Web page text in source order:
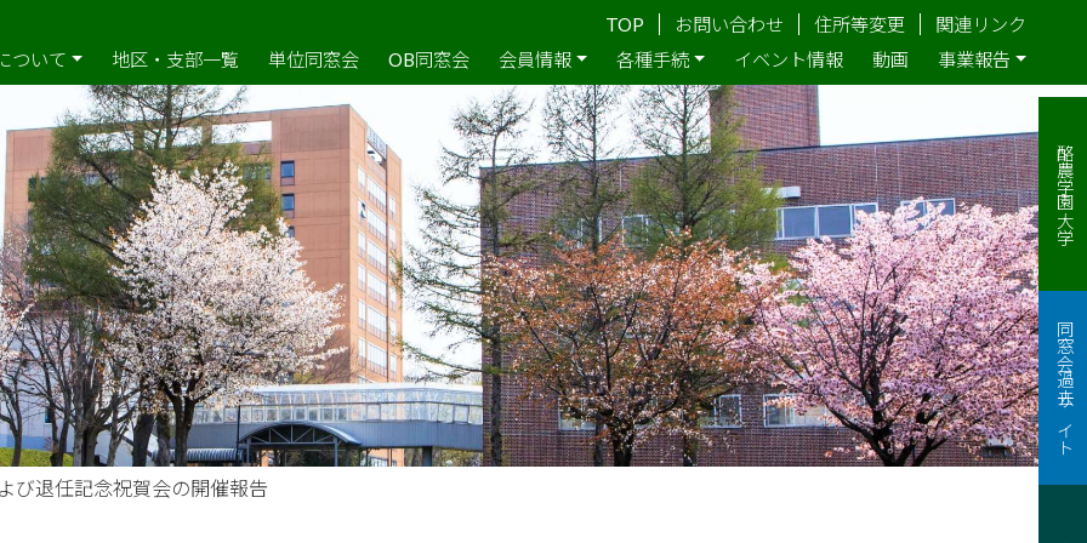
TOP お問い合わせ 住所等変更
関連リンク
ついて
地区・支部一覧 単位同窓会 OB同窓会 会員情報 各種手続 イベント情報 動画 事業報告
び退任記念祝賀会の開催報告
酪農学園大学
同窓会過去サイト